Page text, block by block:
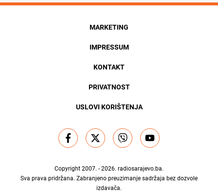
MARKETING
IMPRESSUM
KONTAKT
PRIVATNOST
USLOVI KORIŠTENJA
Copyright 2007. - 2026. radiosarajevo.ba.
Sva prava pridržana. Zabranjeno preuzimanje sadržaja bez dozvole
izdavača.